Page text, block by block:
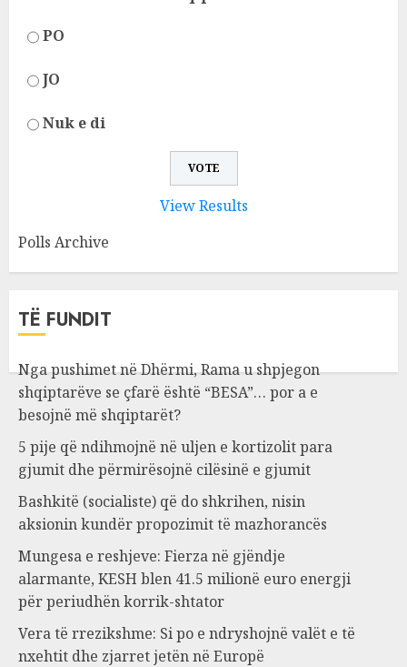
PO
JO
Nuk e di
View Results
Polls Archive
TË FUNDIT
Nga pushimet në Dhërmi, Rama u shpjegon
shqiptarëve se çfarë është “BESA”… por a e
besojnë më shqiptarët?
5 pije që ndihmojnë në uljen e kortizolit para
gjumit dhe përmirësojnë cilësinë e gjumit
Bashkitë (socialiste) që do shkrihen, nisin
aksionin kundër propozimit të mazhorancës
Mungesa e reshjeve: Fierza në gjëndje
alarmante, KESH blen 41.5 milionë euro energji
për periudhën korrik-shtator
Vera të rrezikshme: Si po e ndryshojnë valët e të
nxehtit dhe zjarret jetën në Europë